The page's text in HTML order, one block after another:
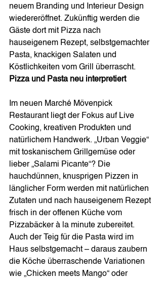
neuem Branding und Interieur Design
wiedereröffnet. Zukünftig werden die
Gäste dort mit Pizza nach
hauseigenem Rezept, selbstgemachter
Pasta, knackigen Salaten und
Köstlichkeiten vom Grill überrascht.
Pizza und Pasta neu interpretiert
Im neuen Marché Mövenpick
Restaurant liegt der Fokus auf Live
Cooking, kreativen Produkten und
natürlichem Handwerk. „Urban Veggie“
mit toskanischem Grillgemüse oder
lieber „Salami Picante“? Die
hauchdünnen, knusprigen Pizzen in
länglicher Form werden mit natürlichen
Zutaten und nach hauseigenem Rezept
frisch in der offenen Küche vom
Pizzabäcker à la minute zubereitet.
Auch der Teig für die Pasta wird im
Haus selbstgemacht – daraus zaubern
die Köche überraschende Variationen
wie „Chicken meets Mango“ oder